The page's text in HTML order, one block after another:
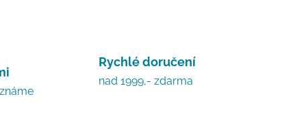
Rychlé doručení
nad 1999,- zdarma